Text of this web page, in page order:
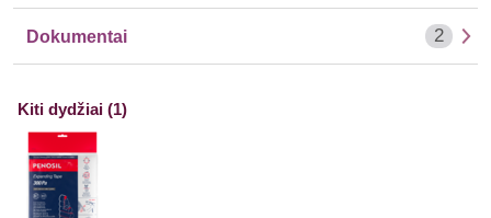
Dokumentai 2
Kiti dydžiai (1)